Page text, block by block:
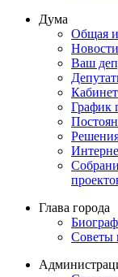
Дума
Общая
Новости
Ваш
График
Глава города
Советы